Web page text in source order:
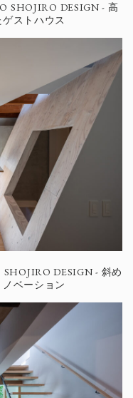
SHOJIRO DESIGN - 高
ストハウス
DESIGN - 斜め
ベーション